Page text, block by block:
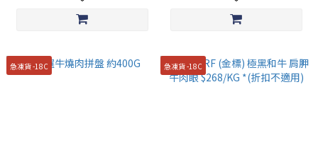
急凍貨 -18C 急凍貨 -18C